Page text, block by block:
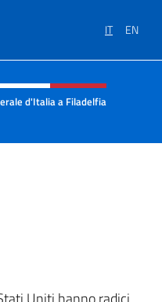
IT EN
e menù
d'Italia a Filadelfia